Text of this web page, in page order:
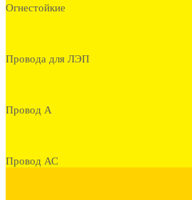
Огнестойкие
Провода для ЛЭП
Провод А
Провод АС